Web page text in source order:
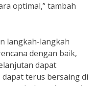
optimal,” tambah
langkah-langkah
dengan baik,
dapat
terus bersaing di